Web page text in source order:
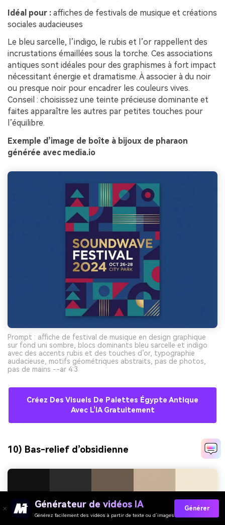
Idéal pour : affiches de festivals de musique et créations
sociales audacieuses
Le bleu sarcelle, l’indigo, le rubis et l’or rappellent des
incrustations émaillées sous la torche. Ces associations
antiques sont idéales pour des graphismes à fort impact
nécessitant énergie et dramatisme. À associer à du noir
ou presque noir pour encadrer les couleurs vives.
Conseil : choisissez une teinte précieuse dominante et
faites apparaître les autres par petites touches pour
l’équilibre.
Exemple d’image de boîte à bijoux de pharaon
générée avec media.io
Prompt : affiche de festival de musique en design graphique
sur fond uni sombre, blocs dominants bleu sarcelle et indigo
avec des accents rubis et des touches d’or, typographie
audacieuse, motifs géométriques abstraits, pas de photos,
pas de mains --ar 4:3
Créez Des Visuels De Palettes Égypte Antique
Avec L’IA Gratuitement
10) Bas-relief d’obsidienne
Générateur de vidéos IA
Générez facilement des vidéos à partir de texte ou d’images
Générer